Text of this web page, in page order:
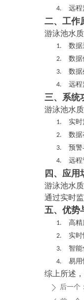
4.
远程
二、工作
游泳池水
1. 数据
2.
数据
3.
数据
4.
远程
三、系统
游泳池水
1. 实时
2.
数据
3.
预警
4.
远程
四、应用
游泳池水
通过实时
五、优势
1. 高精
2.
实时
3.
智能
4.
易用
综上所述
ꄲ 后一个：